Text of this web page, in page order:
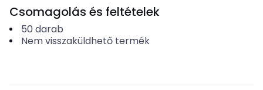
Csomagolás és feltételek
50 darab
Nem visszaküldhető termék